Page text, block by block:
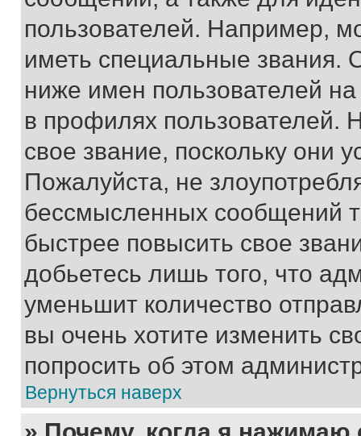
пользователей. Например,
иметь специальные звания.
ниже имен пользователей
в профилях
свое звание, поскольку они
Пожалуйста, не
бессмысленных сообщений
быстрее повысить свое
добьетесь лишь того, что
уменьшит количество
вы очень хотите изменить
попросить об этом
Вернуться наверх